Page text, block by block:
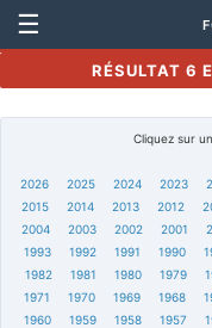
☰
RÉSULTAT 6
Cliquez sur
2026 2025 2024 2023
2015
2014 2013 2012
2004
2003 2002 2001
1993
1992 1991 1990
1982
1981 1980 1979
1971
1970 1969 1968
1960
1959 1958 1957